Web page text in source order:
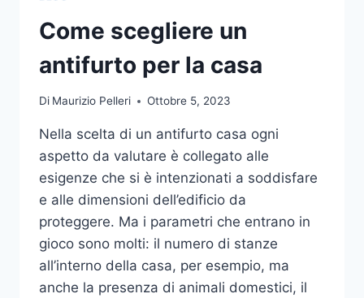
A
UNA
TIPOGRAFIA
ECCO
SCEGLIERE
Come scegliere un
antifurto per la casa
Di Maurizio Pelleri Ottobre 5, 2023
Nella scelta di un antifurto casa ogni
aspetto da valutare è collegato alle
esigenze che si è intenzionati a soddisfare
e alle dimensioni dell’edificio da
proteggere. Ma i parametri che entrano in
gioco sono molti: il numero di stanze
all’interno della casa, per esempio, ma
anche la presenza di animali domestici, il